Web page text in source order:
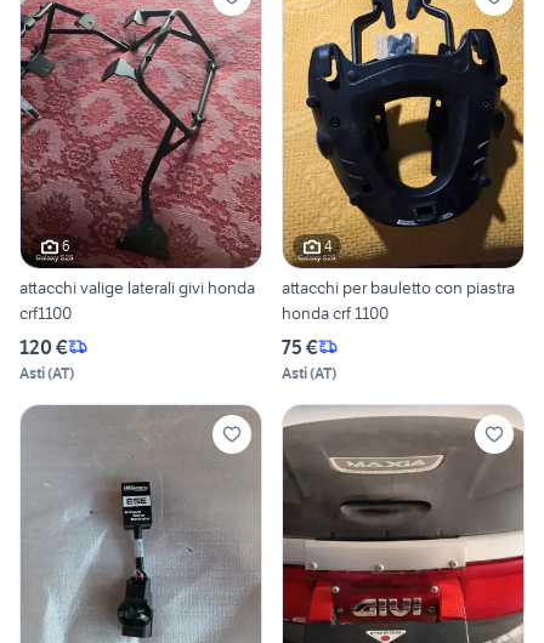
6
attacchi valige laterali givi honda
crf1100
120 €
Asti(AT)
4
attacchi per bauletto con piastra
honda crf 1100
75 €
Asti(AT)